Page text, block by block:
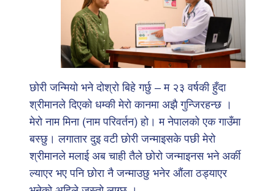
छोरी जन्मियो भने दोश्रो बिहे गर्छु – म २३ वर्षकी हुँदा
श्रीमानले दिएको धम्की मेरो कानमा अझै गुन्जिरहन्छ ।
मेरो नाम मिना (नाम परिवर्तन) हो। म नेपालको एक गाउँमा
बस्छु। लगातार दुइ वटी छोरी जन्माइसके पछी मेरो
श्रीमानले मलाई अब चाही तैले छोरो जन्माइनस भने अर्की
ल्याएर भए पनि छोरा नै जन्माउछु भनेर औंला ठड्याएर